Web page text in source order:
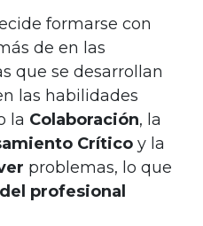
formarse con
de en las
que se desarrollan
las habilidades
la Colaboración, la
Crítico y la
problemas, lo que
del profesional